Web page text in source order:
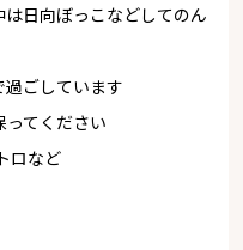
日向ぼっこなどしてのん
ごしています
ってください
ロなど